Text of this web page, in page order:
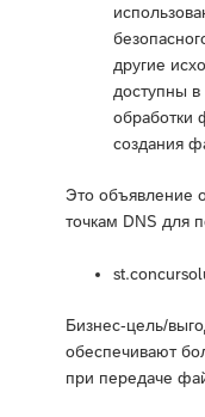
другие
доступны
обработки
создания
Это объявление
точкам DNS для
Бизнес-цель/
обеспечивают
при передаче